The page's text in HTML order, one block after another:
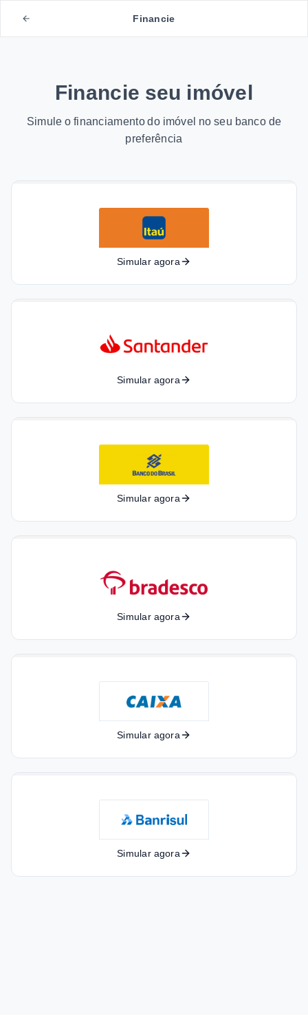
Financie
Financie seu imóvel
Simule o financiamento do imóvel no seu banco de
preferência
Simular agora
Simular agora
Simular agora
Simular agora
Simular agora
Simular agora